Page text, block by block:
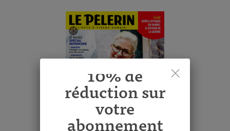
10% de
réduction sur
votre
abonnement